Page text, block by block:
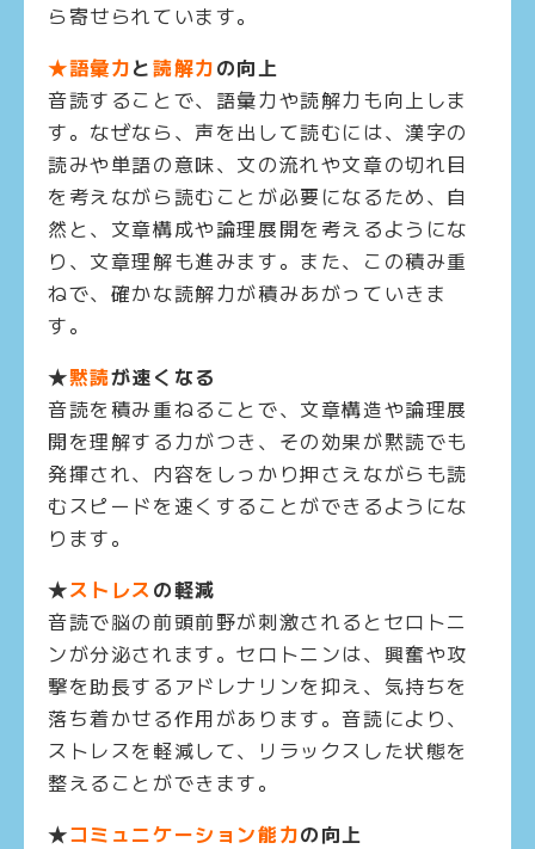
ら寄せられています。
★語彙力と読解力の向上
音読することで、語彙力や読解力も向上しま
す。なぜなら、声を出して読むには、漢字の
読みや単語の意味、文の流れや文章の切れ目
を考えながら読むことが必要になるため、自
然と、文章構成や論理展開を考えるようにな
り、文章理解も進みます。また、この積み重
ねで、確かな読解力が積みあがっていきま
す。
★黙読が速くなる
音読を積み重ねることで、文章構造や論理展
開を理解する力がつき、その効果が黙読でも
発揮され、内容をしっかり押さえながらも読
むスピードを速くすることができるようにな
ります。
★ストレス の軽減
音読で脳の前頭前野が刺激されるとセロトニ
ンが分泌されます。セロトニンは、興奮や攻
撃を助長するアドレナリンを抑え、気持ちを
落ち着かせる作用があります。音読により、
ストレスを軽減して、リラックスした状態を
整えることができます。
★コミュニケーション能力の向上